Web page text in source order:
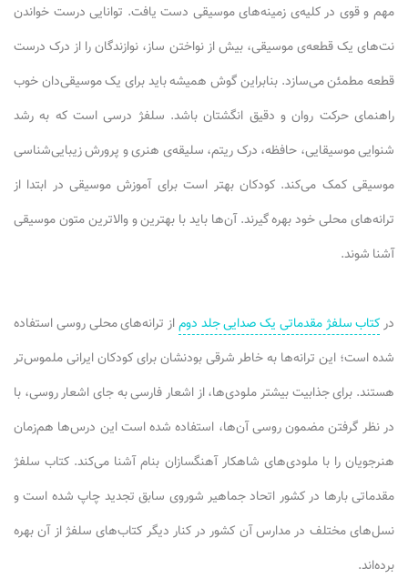
مهم و قوی در کلیه‌ی زمینه‌های موسیقی دست یافت. توانایی درست خواندن
نت‌های یک قطعه‌ی موسیقی، بیش از نواختن ساز، نوازندگان را از درک درست
قطعه مطمئن می‌سازد. بنابراین گوش همیشه باید برای یک موسیقی‌دان خوب
راهنمای حرکت روان و دقیق انگشتان باشد. سلفژ درسی است که به رشد
شنوایی موسیقایی، حافظه، درک ریتم، سلیقه‌ی هنری و پرورش زیبایی‌شناسی
موسیقی کمک می‌کند. کودکان بهتر است برای آموزش موسیقی در ابتدا از
ترانه‌های محلی خود بهره گیرند. آن‌ها باید با بهترین و والاترین متون موسیقی
آشنا شوند.
در کتاب سلفژ مقدماتی یک صدایی جلد دوماز ترانه‌های محلی روسی استفاده
شده است؛ این ترانه‌ها به خاطر شرقی بودنشان برای کودکان ایرانی ملموس‌تر
هستند. برای جذابیت بیشتر ملودی‌ها، از اشعار فارسی به جای اشعار روسی، با
در نظر گرفتن مضمون روسی آن‌ها، استفاده شده است این درس‌ها هم‌زمان
هنرجویان را با ملودی‌های شاهکار آهنگسازان بنام آشنا می‌کند. کتاب سلفژ
مقدماتی بارها در کشور اتحاد جماهیر شوروی سابق تجدید چاپ شده است و
نسل‌های مختلف در مدارس آن کشور در کنار دیگر کتاب‌های سلفژ از آن بهره
برده‌اند.